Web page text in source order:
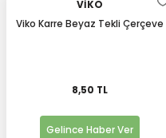
VİKO
Viko Karre Beyaz Tekli Çerçeve
8,50 TL
Gelince Haber Ver